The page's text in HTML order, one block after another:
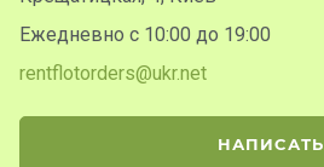
Ежедневно с 10:00 до 19:00
rentflotorders@ukr.net
НАПИСАТЬ